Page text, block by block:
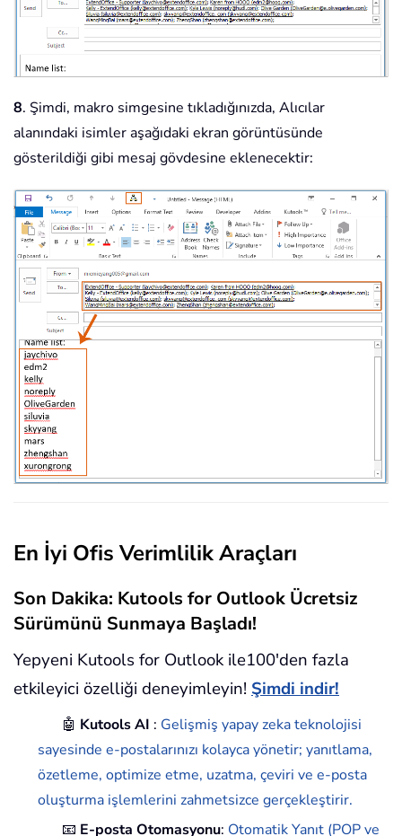
8. Şimdi, makro simgesine tıkladığınızda, Alıcılar
alanındaki isimler aşağıdaki ekran görüntüsünde
gösterildiği gibi mesaj gövdesine eklenecektir:
En İyi Ofis Verimlilik Araçları
Son Dakika: Kutools for Outlook Ücretsiz
Sürümünü Sunmaya Başladı!
Yepyeni Kutools for Outlook ile100'den fazla
etkileyici özelliği deneyimleyin! Şimdi indir!
🤖 Kutools AI : Gelişmiş yapay zeka teknolojisi
sayesinde e-postalarınızı kolayca yönetir; yanıtlama,
özetleme, optimize etme, uzatma, çeviri ve e-posta
oluşturma işlemlerini zahmetsizce gerçekleştirir.
📧 E-posta Otomasyonu: Otomatik Yanıt (POP ve